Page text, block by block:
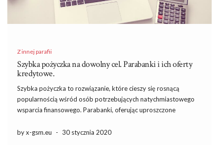
Z innej parafii
Szybka pożyczka na dowolny cel. Parabanki i ich oferty
kredytowe.
Szybka pożyczka to rozwiązanie, które cieszy się rosnącą
popularnością wśród osób potrzebujących natychmiastowego
wsparcia finansowego. Parabanki, oferując uproszczone
gotówki na dowolny cel bez zbędnych formalności. Choć
by x-gsm.eu - 30 stycznia 2020